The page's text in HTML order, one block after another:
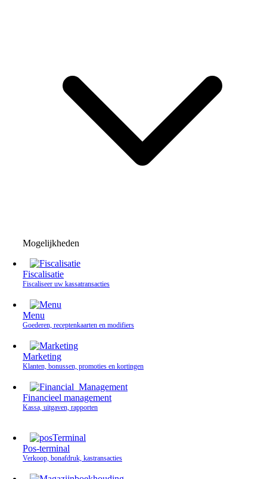
Mogelijkheden
Fiscalisatie
Fiscaliseer uw kassatransacties
Menu
Goederen, receptenkaarten en modifiers
Marketing
Klanten, bonussen, promoties en kortingen
Financieel management
Kassa, uitgaven, rapporten
Pos-terminal
Verkoop, bonafdruk, kastransacties